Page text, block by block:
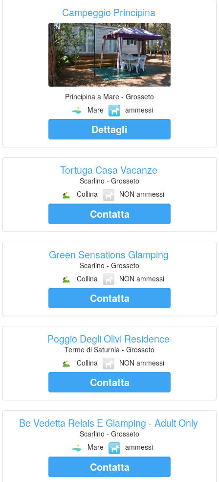
Campeggio Principina
Principina a Mare - Grosseto
Mare
ammessi
Dettagli
Tortuga Casa Vacanze
Scarlino - Grosseto
Collina
NON ammessi
Contatta
Green Sensations Glamping
Scarlino - Grosseto
Collina
NON ammessi
Contatta
Poggio Degli Olivi Residence
Terme di Saturnia - Grosseto
Collina
NON ammessi
Contatta
Be Vedetta Relais E Glamping - Adult Only
Scarlino - Grosseto
Mare
ammessi
Contatta